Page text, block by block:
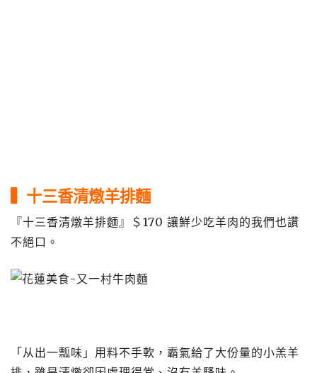
▍十三香清燉羊排麵
『十三香清燉羊排麵』＄170 讓鮮少吃羊肉的我們也讚
不絕口。
「从出一瓢味」用料不手軟，霸氣給了大份量的小羔羊